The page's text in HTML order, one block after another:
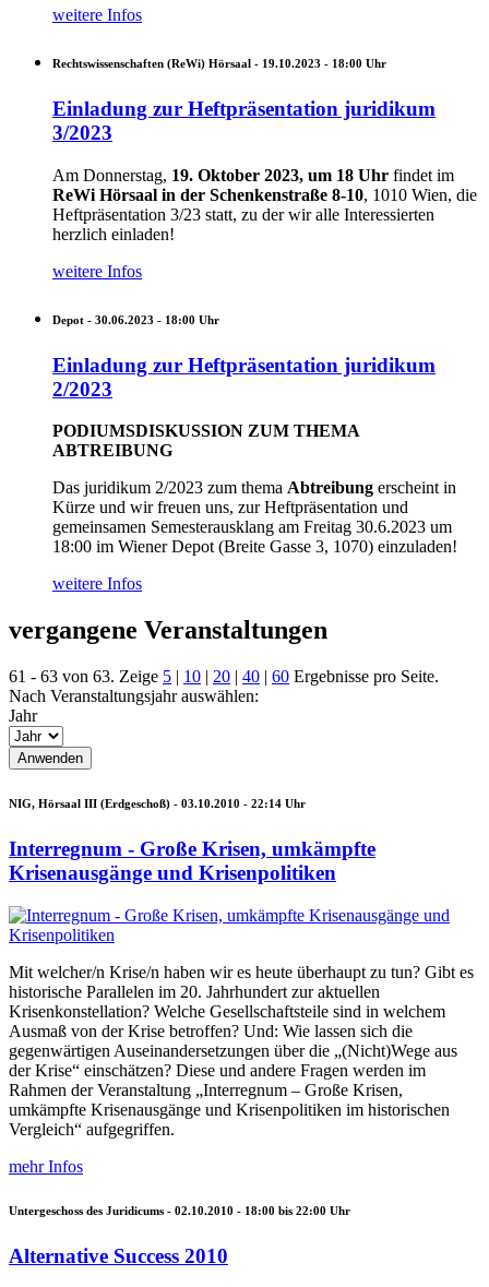
weitere Infos
Rechtswissenschaften (ReWi) Hörsaal - 19.10.2023 - 18:00 Uhr
Einladung zur Heftpräsentation juridikum
3/2023
Am Donnerstag, 19. Oktober 2023, um 18 Uhr findet im
ReWi Hörsaal in der Schenkenstraße 8-10, 1010 Wien, die
Heftpräsentation 3/23 statt, zu der wir alle Interessierten
herzlich einladen!
weitere Infos
Depot - 30.06.2023 - 18:00 Uhr
Einladung zur Heftpräsentation juridikum
2/2023
PODIUMSDISKUSSION ZUM THEMA
ABTREIBUNG
Das juridikum 2/2023 zum thema Abtreibung erscheint in
Kürze und wir freuen uns, zur Heftpräsentation und
gemeinsamen Semesterausklang am Freitag 30.6.2023 um
18:00 im Wiener Depot (Breite Gasse 3, 1070) einzuladen!
weitere Infos
vergangene Veranstaltungen
61 - 63 von 63. Zeige 5 | 10 | 20 | 40 | 60 Ergebnisse pro Seite.
Nach Veranstaltungsjahr auswählen:
Jahr
NIG, Hörsaal III (Erdgeschoß) - 03.10.2010 - 22:14 Uhr
Interregnum - Große Krisen, umkämpfte
Krisenausgänge und Krisenpolitiken
Mit welcher/n Krise/n haben wir es heute überhaupt zu tun? Gibt es
historische Parallelen im 20. Jahrhundert zur aktuellen
Krisenkonstellation? Welche Gesellschaftsteile sind in welchem
Ausmaß von der Krise betroffen? Und: Wie lassen sich die
gegenwärtigen Auseinandersetzungen über die „(Nicht)Wege aus
der Krise“ einschätzen? Diese und andere Fragen werden im
Rahmen der Veranstaltung „Interregnum – Große Krisen,
umkämpfte Krisenausgänge und Krisenpolitiken im historischen
Vergleich“ aufgegriffen.
mehr Infos
Untergeschoss des Juridicums - 02.10.2010 - 18:00 bis 22:00 Uhr
Alternative Success 2010